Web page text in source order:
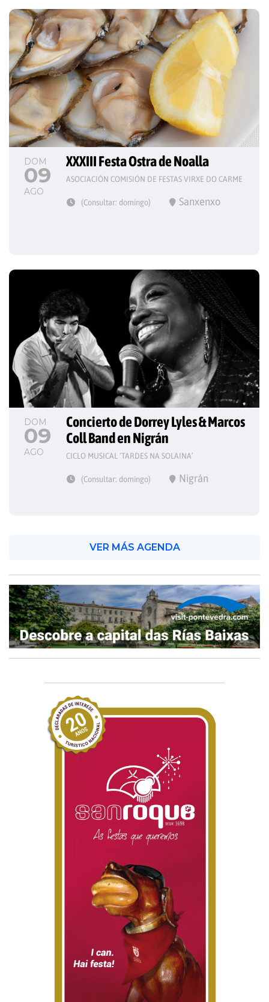
DOM
09
AGO
XXXIII Festa Ostra de Noalla
ASOCIACIÓN COMISIÓN DE FESTAS VIRXE DO CARME
(Consultar: domingo) Sanxenxo
DOM
09
AGO
Concierto de Dorrey Lyles & Marcos
Coll Band en Nigrán
CICLO MUSICAL ‘TARDES NA SOLAINA’
(Consultar: domingo) Nigrán
VER MÁS AGENDA